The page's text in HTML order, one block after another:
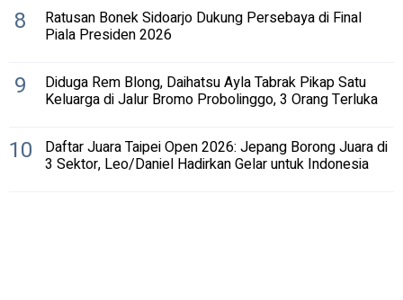
8 Ratusan Bonek Sidoarjo Dukung Persebaya di Final
Piala Presiden 2026
9 Diduga Rem Blong, Daihatsu Ayla Tabrak Pikap Satu
Keluarga di Jalur Bromo Probolinggo, 3 Orang Terluka
10 Daftar Juara Taipei Open 2026: Jepang Borong Juara di
3 Sektor, Leo/Daniel Hadirkan Gelar untuk Indonesia